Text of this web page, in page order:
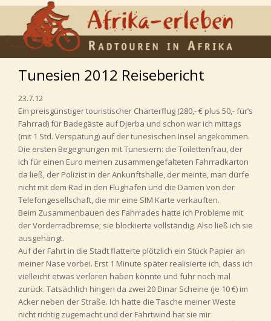
Tunesien 2012 Reisebericht
23.7.12
Ein preisgünstiger touristischer Charterflug (280,- € plus 50,- für’s
Fahrrad) für Badegäste auf Djerba und schon war ich mittags
(mit 1 Std. Verspätung) auf der tunesischen Insel angekommen.
Die ersten Begegnungen mit Tunesiern: die Toilettenfrau, der
ich für einen Euro meinen zusammengefalteten Fahrradkarton
da ließ, der Polizist in der Ankunftshalle, der meinte, man dürfe
nicht mit dem Rad in den Flughafen und die Damen von der
Telefongesellschaft, die mir eine SIM Karte verkauften.
Beim Zusammenbauen des Fahrrades hatte ich Probleme mit
der Vorderradbremse; sie blockierte vollständig. Also ließ ich sie
ausgehängt.
Auf der Fahrt in die Stadt flatterte plötzlich ein Stück Papier an
meiner Nase vorbei. Erst 1 Minute später realisierte ich, dass ich
vielleicht etwas verloren haben könnte und fuhr noch mal
zurück. Tatsächlich hingen da zwei 20 Dinar Scheine (je 10 €) im
Acker neben der Straße. Ich hatte die Tasche meiner Weste
nicht richtig zugemacht und der Fahrtwind hat sie mir